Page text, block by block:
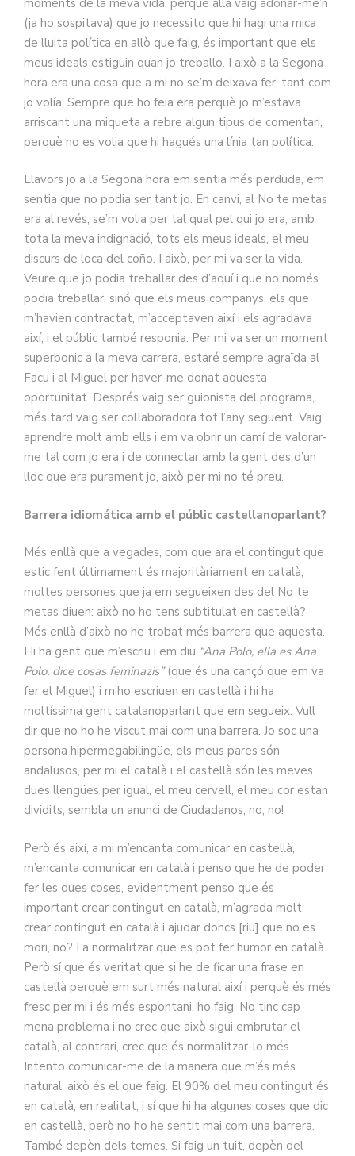
(ja ho sospitava) que jo necessito que hi hagi una mica
de lluita política en allò que faig, és important que els
meus ideals estiguin quan jo treballo. I això a la Segona
hora era una cosa que a mi no se’m deixava fer, tant com
jo volía. Sempre que ho feia era perquè jo m’estava
arriscant una miqueta a rebre algun tipus de comentari,
perquè no es volia que hi hagués una línia tan política.
Llavors jo a la Segona hora em sentia més perduda, em
sentia que no podia ser tant jo. En canvi, al No te metas
era al revés, se’m volia per tal qual pel qui jo era, amb
tota la meva indignació, tots els meus ideals, el meu
discurs de loca del coño. I això, per mi va ser la vida.
Veure que jo podia treballar des d’aquí i que no només
podia treballar, sinó que els meus companys, els que
m’havien contractat, m’acceptaven així i els agradava
així, i el públic també responia. Per mi va ser un moment
superbonic a la meva carrera, estaré sempre agraïda al
Facu i al Miguel per haver-me donat aquesta
oportunitat. Després vaig ser guionista del programa,
més tard vaig ser col·laboradora tot l’any següent. Vaig
aprendre molt amb ells i em va obrir un camí de valorar-
me tal com jo era i de connectar amb la gent des d’un
lloc que era purament jo, això per mi no té preu.
Barrera idiomática amb el públic castellanoparlant?
Més enllà que a vegades, com que ara el contingut que
estic fent últimament és majoritàriament en català,
moltes persones que ja em segueixen des del No te
metas diuen: això no ho tens subtitulat en castellà?
Més enllà d’això no he trobat més barrera que aquesta.
Hi ha gent que m’escriu i em diu “Ana Polo, ella es Ana
Polo, dice cosas feminazis”(que és una cançó que em va
fer el Miguel) i m’ho escriuen en castellà i hi ha
moltíssima gent catalanoparlant que em segueix. Vull
dir que no ho he viscut mai com una barrera. Jo soc una
persona hipermegabilingüe, els meus pares són
andalusos, per mi el català i el castellà són les meves
dues llengües per igual, el meu cervell, el meu cor estan
dividits, sembla un anunci de Ciudadanos, no, no!
Però és així, a mi m’encanta comunicar en castellà,
m’encanta comunicar en català i penso que he de poder
fer les dues coses, evidentment penso que és
important crear contingut en català, m’agrada molt
crear contingut en català i ajudar doncs [riu] que no es
mori, no? I a normalitzar que es pot fer humor en català.
Però sí que és veritat que si he de ficar una frase en
castellà perquè em surt més natural així i perquè és més
fresc per mi i és més espontani, ho faig. No tinc cap
mena problema i no crec que això sigui embrutar el
català, al contrari, crec que és normalitzar-lo més.
Intento comunicar-me de la manera que m’és més
natural, això és el que faig. El 90% del meu contingut és
en català, en realitat, i sí que hi ha algunes coses que dic
en castellà, però no ho he sentit mai com una barrera.
També depèn dels temes. Si faig un tuit, depèn del